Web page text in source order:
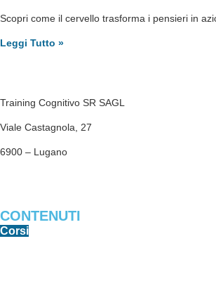
Scopri come il cervello trasforma i pensieri in
Leggi Tutto »
Training Cognitivo SR SAGL
Viale Castagnola, 27
6900 – Lugano
CONTENUTI
Corsi